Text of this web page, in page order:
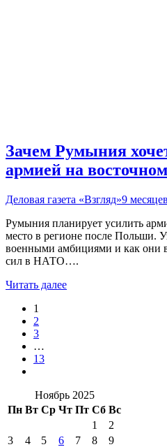
Зачем Румыния
армией на
Деловая газета «Взгляд»9
Румыния планирует усилить
место в регионе после Польши.
военными амбициями и как они
сил в НАТО….
Читать далее
1
2
3
…
13
Ноябрь 2025
Пн Вт Ср Чт Пт Сб Вс
1
2
3
4 5 6 7 8
9